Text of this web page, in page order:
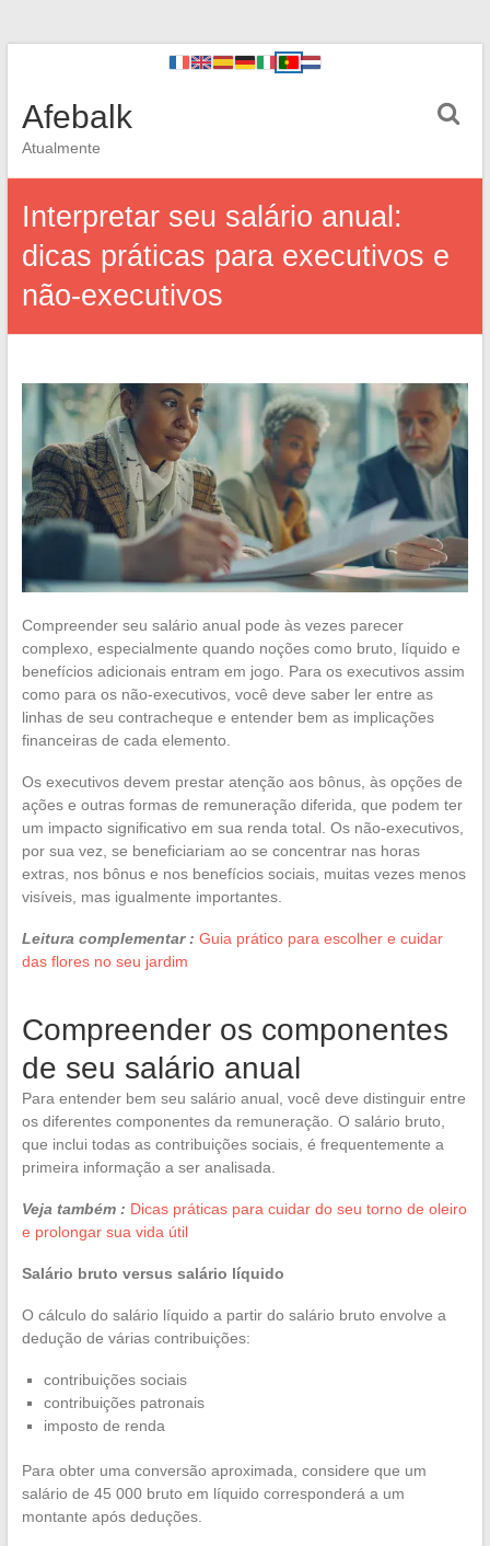
Afebalk
Atualmente
Interpretar seu salário anual:
dicas práticas para executivos e
não-executivos
Compreender seu salário anual pode às vezes parecer
complexo, especialmente quando noções como bruto, líquido e
benefícios adicionais entram em jogo. Para os executivos assim
como para os não-executivos, você deve saber ler entre as
linhas de seu contracheque e entender bem as implicações
financeiras de cada elemento.
Os executivos devem prestar atenção aos bônus, às opções de
ações e outras formas de remuneração diferida, que podem ter
um impacto significativo em sua renda total. Os não-executivos,
por sua vez, se beneficiariam ao se concentrar nas horas
extras, nos bônus e nos benefícios sociais, muitas vezes menos
visíveis, mas igualmente importantes.
Leitura complementar : Guia prático para escolher e cuidar
das flores no seu jardim
Compreender os componentes
de seu salário anual
Para entender bem seu salário anual, você deve distinguir entre
os diferentes componentes da remuneração. O salário bruto,
que inclui todas as contribuições sociais, é frequentemente a
primeira informação a ser analisada.
Veja também : Dicas práticas para cuidar do seu torno de oleiro
e prolongar sua vida útil
Salário bruto versus salário líquido
O cálculo do salário líquido a partir do salário bruto envolve a
dedução de várias contribuições:
contribuições sociais
contribuições patronais
imposto de renda
Para obter uma conversão aproximada, considere que um
salário de 45 000 bruto em líquido corresponderá a um
montante após deduções.